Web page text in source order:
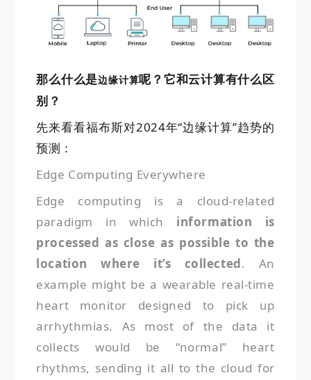
那么什么是边缘计算呢？它和云计算有什么区
别？
先来看看福布斯对2024年“边缘计算”趋势的
预测：
Edge Computing Everywhere
Edge computing is a cloud-related
paradigm in which information is
processed as close as possible to the
location where it’s collected. An
example might be a wearable real-time
heart monitor designed to pick up
arrhythmias. As most of the data it
collects would be “normal” heart
rhythms, sending it all to the cloud for